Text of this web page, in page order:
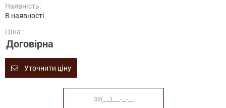
Наявність:
В наявності
Ціна :
Договірна
Уточнити ціну